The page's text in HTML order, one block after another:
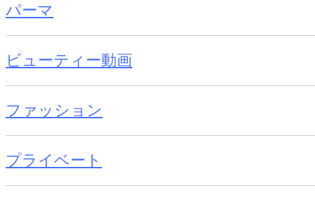
パーマ
ビューティー動画
ファッション
プライベート